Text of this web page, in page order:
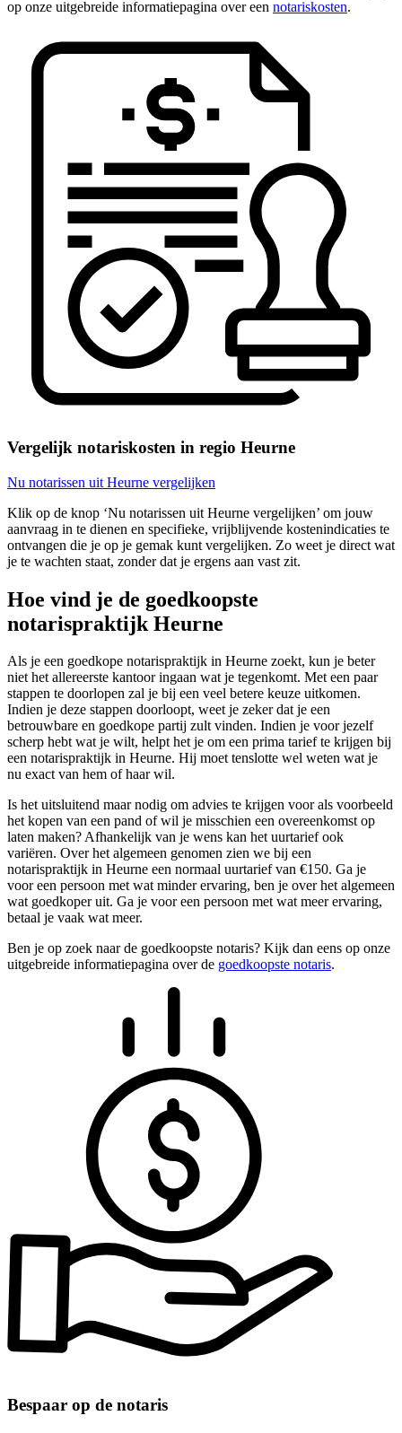
op onze uitgebreide informatiepagina over een notariskosten.
Vergelijk notariskosten in regio Heurne
Nu notarissen uit Heurne vergelijken
Klik op de knop ‘Nu notarissen uit Heurne vergelijken’ om jouw
aanvraag in te dienen en specifieke, vrijblijvende kostenindicaties te
ontvangen die je op je gemak kunt vergelijken. Zo weet je direct wat
je te wachten staat, zonder dat je ergens aan vast zit.
Hoe vind je de goedkoopste
notarispraktijk Heurne
Als je een goedkope notarispraktijk in Heurne zoekt, kun je beter
niet het allereerste kantoor ingaan wat je tegenkomt. Met een paar
stappen te doorlopen zal je bij een veel betere keuze uitkomen.
Indien je deze stappen doorloopt, weet je zeker dat je een
betrouwbare en goedkope partij zult vinden. Indien je voor jezelf
scherp hebt wat je wilt, helpt het je om een prima tarief te krijgen bij
een notarispraktijk in Heurne. Hij moet tenslotte wel weten wat je
nu exact van hem of haar wil.
Is het uitsluitend maar nodig om advies te krijgen voor als voorbeeld
het kopen van een pand of wil je misschien een overeenkomst op
laten maken? Afhankelijk van je wens kan het uurtarief ook
variëren. Over het algemeen genomen zien we bij een
notarispraktijk in Heurne een normaal uurtarief van €150. Ga je
voor een persoon met wat minder ervaring, ben je over het algemeen
wat goedkoper uit. Ga je voor een persoon met wat meer ervaring,
betaal je vaak wat meer.
Ben je op zoek naar de goedkoopste notaris? Kijk dan eens op onze
uitgebreide informatiepagina over de goedkoopste notaris.
Bespaar op de notaris